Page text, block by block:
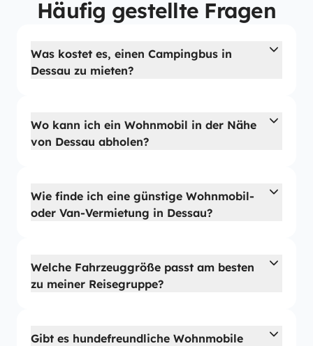
Häufig gestellte Fragen
Was kostet es, einen Campingbus in
Dessau zu mieten?
Wo kann ich ein Wohnmobil in der Nähe
von Dessau abholen?
Wie finde ich eine günstige Wohnmobil-
oder Van-Vermietung in Dessau?
Welche Fahrzeuggröße passt am besten
zu meiner Reisegruppe?
Gibt es hundefreundliche Wohnmobile